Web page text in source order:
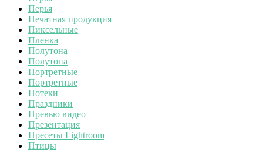
Перья
Печатная продукция
Пиксельные
Пленка
Полутона
Полутона
Портретные
Портретные
Потеки
Праздники
Превью видео
Презентация
Пресеты Lightroom
Птицы